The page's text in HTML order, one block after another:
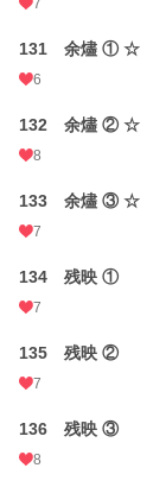
7
131 余燼 ① ☆
6
132 余燼 ② ☆
8
133 余燼 ③ ☆
7
134 残映 ①
7
135 残映 ②
7
136 残映 ③
8